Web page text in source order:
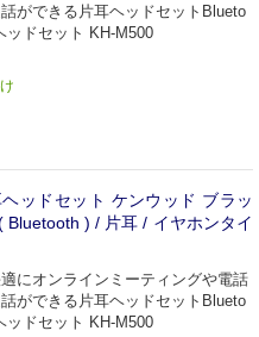
ができる片耳ヘッドセットBlueto
ッドセット KH-M500
ッドセット ケンウッド ブラッ
Bluetooth ) / 片耳 / イヤホンタイ
にオンラインミーティングや電話
ができる片耳ヘッドセットBlueto
ッドセット KH-M500